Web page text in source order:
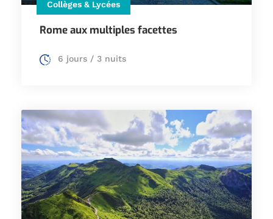
Collèges & Lycées
Rome aux multiples facettes
6 jours / 3 nuits